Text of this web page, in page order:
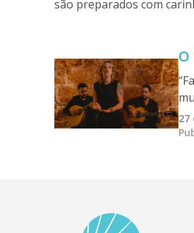
são preparados com
in
27